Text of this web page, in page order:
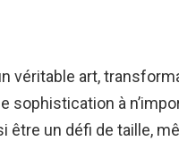
véritable art,
sophistication à
être un défi de taille,